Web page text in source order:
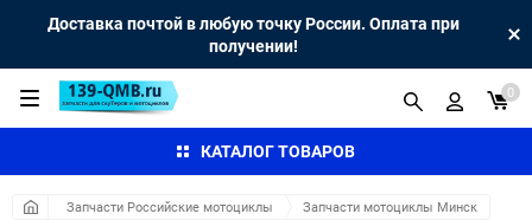
Доставка почтой в любую точку России. Оплата при
получении!
КАТАЛОГ ТОВАРОВ
0
Запчасти Российские мотоциклы Запчасти мотоциклы Минск